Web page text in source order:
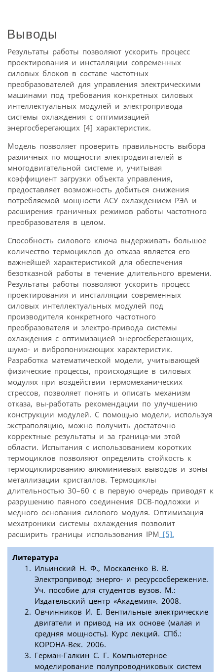
Выводы
Результаты работы позволяют ускорить процесс
проектирования и инсталляции современных
силовых блоков в составе частотных
преобразователей для управления электрическими
машинами под требования конкретных силовых
интеллектуальных модулей и электропривода
системы охлаждения с оптимизацией
энергосберегающих [4] характеристик.
Модель позволяет проверить правильность выбора
различных по мощности электродвигателей в
многодвигательной системе и, учитывая
коэффициент загрузки объекта управления,
предоставляет возможность добиться снижения
потребляемой мощности АСУ охлаждением РЭА и
расширения граничных режимов работы частотного
преобразователя в целом.
Способность силового ключа выдерживать большое
количество термоциклов до отказа является его
важнейшей характеристикой для обеспечения
безотказной работы в течение длительного времени.
Результаты работы позволяют ускорить процесс
проектирования и инсталляции современных
силовых интеллектуальных модулей под
производителя конкретного частотного
преобразователя и электро-привода системы
охлаждения с оптимизацией энергосберегающих,
шумо- и вибропонижающих характеристик.
Разработка математической модели, учитывающей
физические процессы, происходящие в силовых
модулях при воздействии термомеханических
стрессов, позволяет понять и описать механизм
отказа, вы-работать рекомендации по улучшению
конструкции модулей. С помощью модели, используя
экстраполяцию, можно получить достаточно
корректные результаты и за граница-ми этой
области. Испытания с использованием коротких
термоциклов позволяют определить стойкость к
термоциклированию алюминиевых выводов и зоны
металлизации кристаллов. Термоциклы
длительностью 30–60 с в первую очередь приводят к
разрушению паяного соединения DCB-подложки и
медного основания силового модуля. Оптимизация
мехатроники системы охлаждения позволит
расширить границы использования IPM [5].
Литература
Ильинский Н. Ф., Москаленко В. В.
Электропривод: энерго- и ресурсосбережение.
Уч. пособие для студентов вузов. М.:
Издательский центр «Академия». 2008.
Овчинников И. Е. Вентильные электрические
двигатели и привод на их основе (малая и
средняя мощность). Курс лекций. СПб.:
КОРОНА-Век. 2006.
Герман-Галкин С. Г. Компьютерное
моделирование полупроводниковых систем